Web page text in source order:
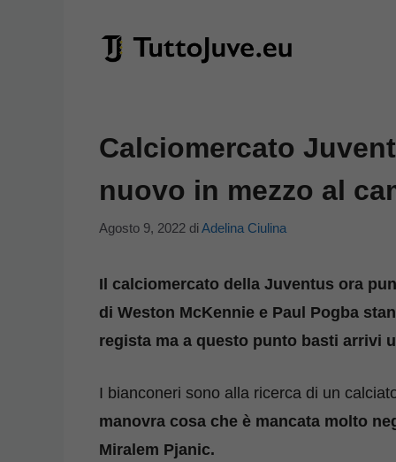
Calciomercato
nuovo in mezzo al
Agosto 9, 2022 di Adelina Ciulina
Il calciomercato della Juventus ora
di Weston McKennie e Paul Pogba
regista ma a questo punto basti arrivi
I bianconeri sono alla ricerca di un
manovra cosa che è mancata molto
Miralem Pjanic.